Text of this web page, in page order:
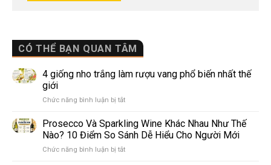
CÓ THỂ BẠN QUAN TÂM
4 giống nho trắng làm rượu vang phổ biến nhất thế
giới
Chức năng bình luận bị tắtở
giống
nho
trắng
làm
Prosecco Và Sparkling Wine Khác Nhau Như Thế
Nào? 10 Điểm So Sánh Dễ Hiểu Cho Người Mới
Chức năng bình luận bị tắtở